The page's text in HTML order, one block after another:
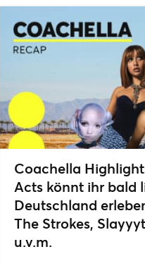
Coachella
Acts könnt ihr bald
Deutschland
The Strokes,
u.v.m.